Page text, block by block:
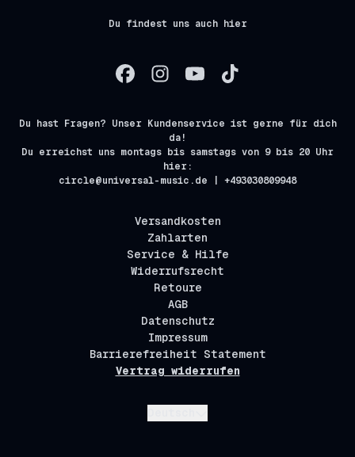
Du findest uns auch hier
Du hast Fragen? Unser Kundenservice ist gerne für dich
da!
Du erreichst uns montags bis samstags von 9 bis 20 Uhr
hier:
circle@universal-music.de | +493030809948
Versandkosten
Zahlarten
Service & Hilfe
Widerrufsrecht
Retoure
AGB
Datenschutz
Impressum
Barrierefreiheit Statement
Vertrag widerrufen